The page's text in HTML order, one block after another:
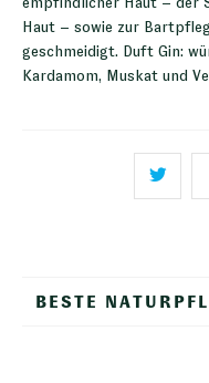
empfindlicher Haut – der
Haut – sowie zur
geschmeidigt. Duft Gin:
Kardamom, Muskat und
BESTE